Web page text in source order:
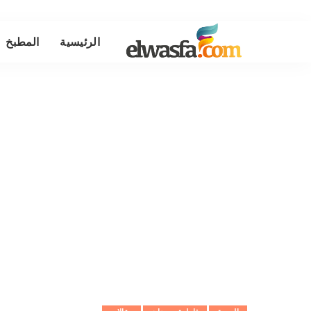
الرئيسية المطبخ